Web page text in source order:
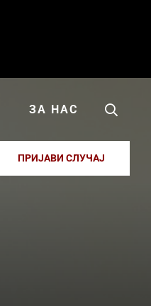
ЗА НАС
ПРИЈАВИ СЛУЧАЈ